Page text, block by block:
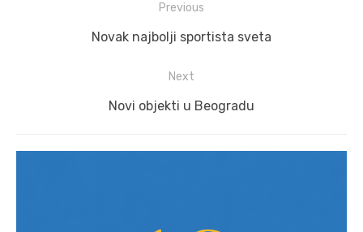
navigation
Previous
Previous
Novak najbolji sportista sveta
Next
Next
Novi objekti u Beogradu